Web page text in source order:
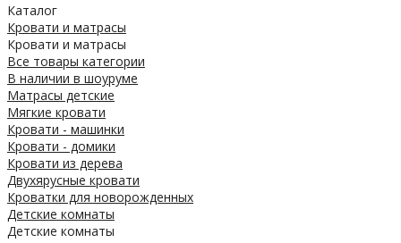
Каталог
Кровати и матрасы
Кровати и матрасы
Все товары категории
В наличии в шоуруме
Матрасы детские
Мягкие кровати
Кровати - машинки
Кровати - домики
Кровати из дерева
Двухярусные кровати
Кроватки для новорожденных
Детские комнаты
Детские комнаты